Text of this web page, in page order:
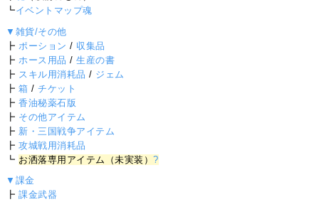
┗イベントマップ魂
▼雑貨/その他
┣ ポーション / 収集品
┣ ホース用品 /生産の書
┣ スキル用消耗品 / ジェム
┣箱 /チケット
┣香油秘薬石版
┣ その他アイテム
┣ 新・三国戦争アイテム
┣攻城戦用消耗品
┗ お洒落専用アイテム（未実装）?
▼課金
┣課金武器